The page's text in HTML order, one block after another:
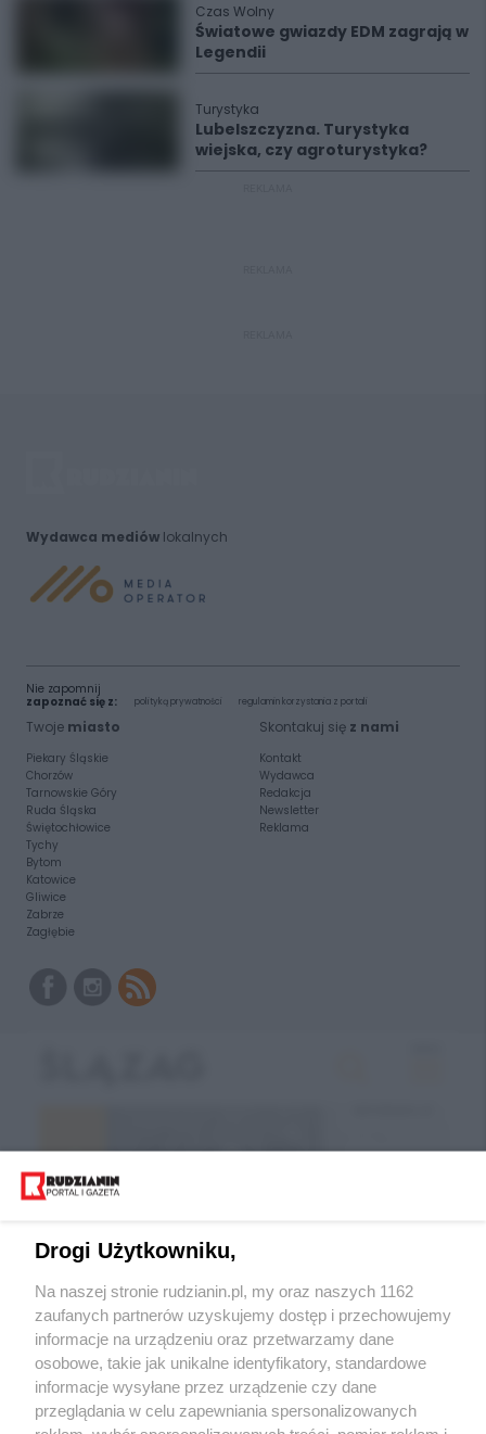
Czas Wolny
Światowe gwiazdy EDM zagrają w
Legendii
Turystyka
Lubelszczyzna. Turystyka
wiejska, czy agroturystyka?
Wydawca mediówlokalnych
Nie zapomnij
zapoznać się z:
polityką prywatności regulamin korzystania z portali
Twoje miasto
Piekary Śląskie
Chorzów
Tarnowskie Góry
Ruda Śląska
Świętochłowice
Tychy
Bytom
Katowice
Gliwice
Zabrze
Zagłębie
Skontakuj się z nami
Kontakt
Wydawca
Redakcja
Newsletter
Reklama
Wróć do strony głównej
ślązag.pl
Drogi Użytkowniku,
Na naszej stronie rudzianin.pl, my oraz naszych 1162
zaufanych partnerów uzyskujemy dostęp i przechowujemy
informacje na urządzeniu oraz przetwarzamy dane
osobowe, takie jak unikalne identyfikatory, standardowe
informacje wysyłane przez urządzenie czy dane
przeglądania w celu zapewniania spersonalizowanych